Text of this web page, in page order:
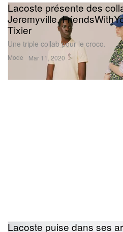
Mode
Lacoste présente des
Jeremyville,
Tixier
Une triple collab pour le croco.
Mar 11, 2020
Lacoste puise dans ses